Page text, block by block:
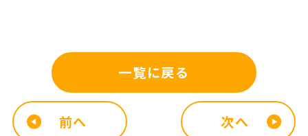
前へ
一覧に戻る
次へ